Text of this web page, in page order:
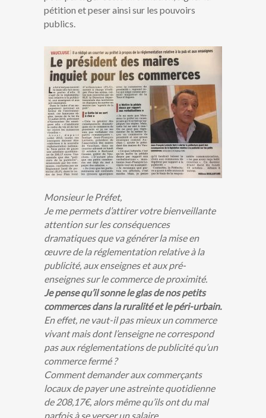
pétition et peser ainsi sur les pouvoirs
publics.
Monsieur le Préfet,
Je me permets d’attirer votre bienveillante
attention sur les conséquences
dramatiques que va générer la mise en
œuvre de la réglementation relative à la
publicité, aux enseignes et aux pré-
enseignes sur le commerce de proximité.
Je pense qu’il sonne le glas de nos petits
commerces dans la ruralité et le péri-urbain.
En effet, ne vaut-il pas mieux un commerce
vivant mais dont l’enseigne ne correspond
pas aux réglementations de publicité qu’un
commerce fermé ?
Comment demander aux commerçants
locaux de payer une astreinte quotidienne
de 208,17€, alors même qu’ils ont du mal
parfois à se verser un salaire.